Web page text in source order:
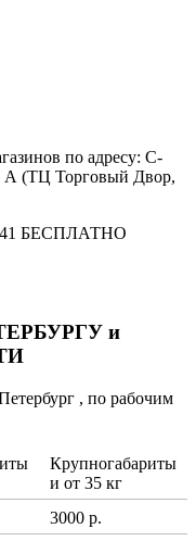
по адресу: С-
А (ТЦ Торговый Двор,
41 БЕСПЛАТНО
и
, по рабочим
Крупногабариты
и от 35 кг
3000 р.